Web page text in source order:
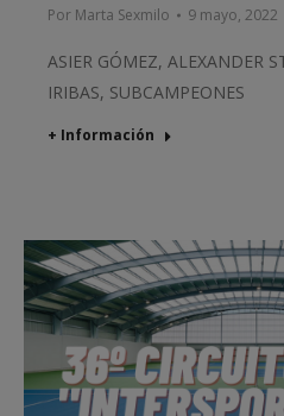
Por Marta Sexmilo 9 mayo, 2022
ASIER GÓMEZ, ALEXANDER
IRIBAS, SUBCAMPEONES
+ Información